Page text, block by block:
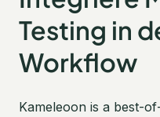
Testing in
Workflow
Kameleoon is a best-